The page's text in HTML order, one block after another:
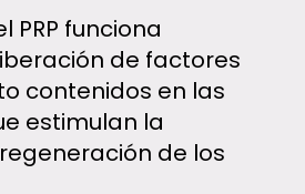
PRP funciona
de factores
contenidos en las
estimulan la
de los